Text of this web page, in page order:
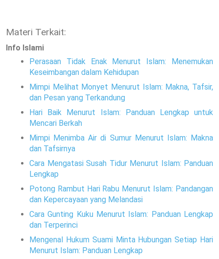
Materi Terkait:
Info Islami
Perasaan Tidak Enak Menurut Islam: Menemukan
Keseimbangan dalam Kehidupan
Mimpi Melihat Monyet Menurut Islam: Makna, Tafsir,
dan Pesan yang Terkandung
Hari Baik Menurut Islam: Panduan Lengkap untuk
Mencari Berkah
Mimpi Menimba Air di Sumur Menurut Islam: Makna
dan Tafsirnya
Cara Mengatasi Susah Tidur Menurut Islam: Panduan
Lengkap
Potong Rambut Hari Rabu Menurut Islam: Pandangan
dan Kepercayaan yang Melandasi
Cara Gunting Kuku Menurut Islam: Panduan Lengkap
dan Terperinci
Mengenal Hukum Suami Minta Hubungan Setiap Hari
Menurut Islam: Panduan Lengkap